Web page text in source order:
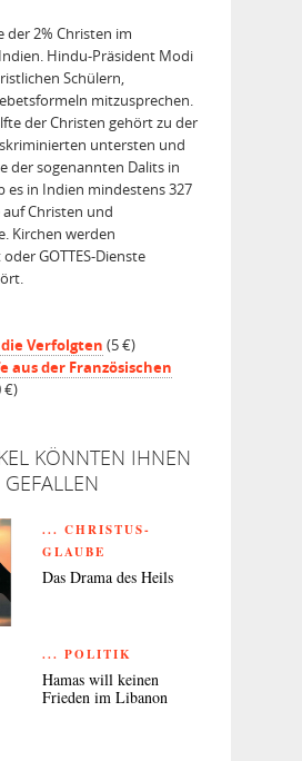
der 2% Christen im
Hindu-Präsident Modi
Schülern,
mitzusprechen.
der Christen gehört zu der
untersten und
der sogenannten Dalits in
es in Indien mindestens 327
Christen und
Kirchen werden
GOTTES-Dienste
die Verfolgten (5 €)
aus der Französischen
€)
KÖNNTEN IHNEN
... CHRISTUS-
GLAUBE
Das Drama des Heils
... POLITIK
Hamas will keinen
Frieden im Libanon